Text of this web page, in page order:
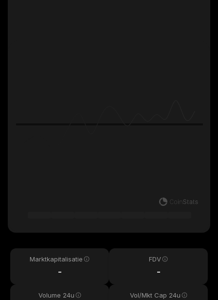
Marktkapitalisatie
-
FDV
-
Volume 24u Vol/Mkt Cap 24u